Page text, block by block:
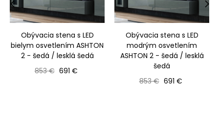
Obývacia stena s LED
bielym osvetlením ASHTON
2 - šedá / lesklá šedá
Bežná cena
853 € Cena
691 €
Obývacia stena s LED
modrým osvetlením
ASHTON 2 - šedá / lesklá
šedá
Bežná cena
853 € Cena
691 €
‹ ›